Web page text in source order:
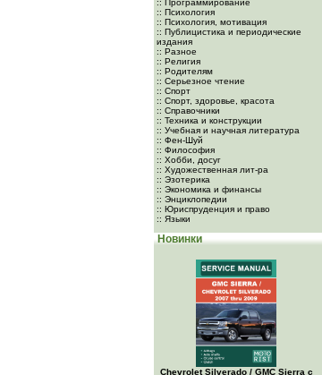
:: Программирование
:: Психология
:: Психология, мотивация
:: Публицистика и периодические
издания
:: Разное
:: Религия
:: Родителям
:: Серьезное чтение
:: Спорт
:: Спорт, здоровье, красота
:: Справочники
:: Техника и конструкции
:: Учебная и научная литература
:: Фен-Шуй
:: Философия
:: Хобби, досуг
:: Художественная лит-ра
:: Эзотерика
:: Экономика и финансы
:: Энциклопедии
:: Юриспруденция и право
:: Языки
Новинки
Chevrolet Silverado / GMC Sierra с